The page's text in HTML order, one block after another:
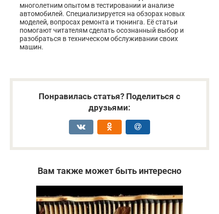
многолетним опытом в тестировании и анализе
автомобилей. Специализируется на обзорах новых
моделей, вопросах ремонта и тюнинга. Её статьи
помогают читателям сделать осознанный выбор и
разобраться в техническом обслуживании своих
машин.
Понравилась статья? Поделиться с
друзьями:
Вам также может быть интересно